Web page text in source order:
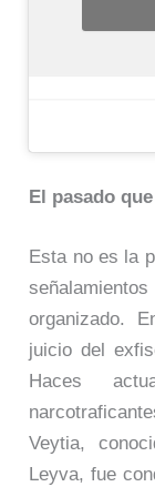
El pasado
Esta no es la
organizado.
juicio del
Haces
Veytia,
Leyva, fue